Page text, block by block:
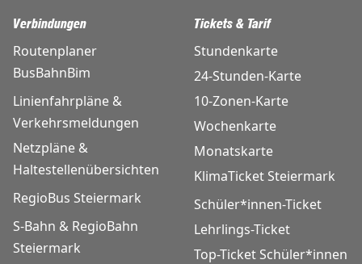
Verbindungen
Routenplaner
BusBahnBim
Linienfahrpläne &
Verkehrsmeldungen
Netzpläne &
Haltestellenübersichten
RegioBus Steiermark
S-Bahn & RegioBahn
Steiermark
Tickets & Tarif
Stundenkarte
24-Stunden-Karte
10-Zonen-Karte
Wochenkarte
Monatskarte
KlimaTicket Steiermark
Schüler*innen-Ticket
Lehrlings-Ticket
Top-Ticket Schüler*innen